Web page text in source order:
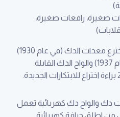
صغيرة، رافعات صغيرة،
ان واكر نيوسون هي اول من اخترع معدات الدك (في عام 1930)
تبعتها هزازات الخرسانة (في عام 1937) والواح الدك القابلة
والواح دك كهربائية تعمل
من اطلق جرافة كهربائية